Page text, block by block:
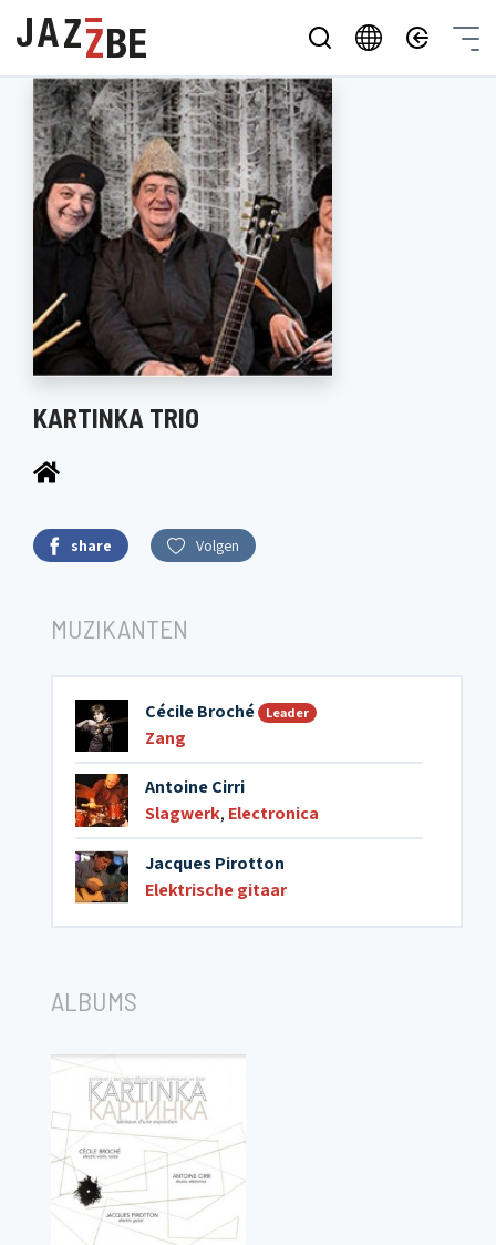
KARTINKA TRIO
share Volgen
MUZIKANTEN
Cécile Broché Leader
Zang
Antoine Cirri
Slagwerk, Electronica
Jacques Pirotton
Elektrische gitaar
ALBUMS